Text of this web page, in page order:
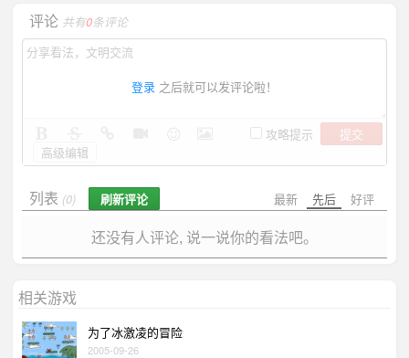
评论 共有0条评论
登录 之后就可以发评论啦！
攻略提示
提交
高级编辑
最新 先后 好评
列表 (0) 刷新评论
还没有人评论, 说一说你的看法吧。
相关游戏
为了冰激凌的冒险
2005-09-26